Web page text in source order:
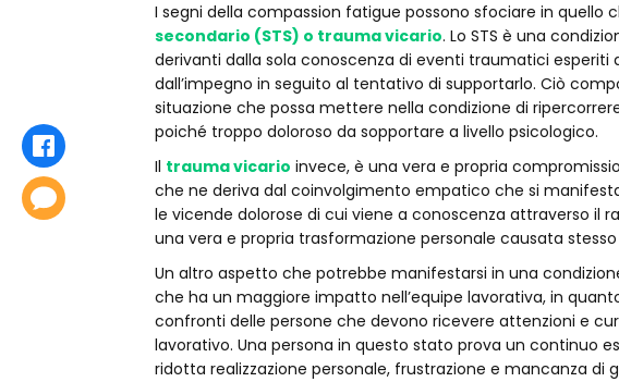
I segni della compassion fatigue possono sfociare in quello
secondario (STS) o trauma vicario. Lo STS è una
derivanti dalla sola conoscenza di eventi traumatici esperiti
dall’impegno in seguito al tentativo di supportarlo. Ciò
situazione che possa mettere nella condizione di
poiché troppo doloroso da sopportare a livello psicologico.
Il trauma vicario invece, è una vera e propria
che ne deriva dal coinvolgimento empatico che si
le vicende dolorose di cui viene a conoscenza attraverso il
una vera e propria trasformazione personale causata
Un altro aspetto che potrebbe manifestarsi in una
che ha un maggiore impatto nell’equipe lavorativa, in
confronti delle persone che devono ricevere attenzioni e
lavorativo. Una persona in questo stato prova un continuo
ridotta realizzazione personale, frustrazione e mancanza di